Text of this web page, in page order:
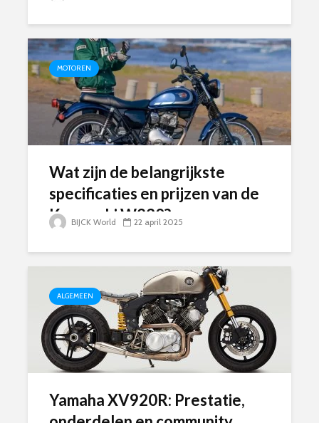
MOTOREN
Wat zijn de belangrijkste
specificaties en prijzen van de
Kawasaki W230?
BIJCK World 22 april 2025
ALGEMEEN
Yamaha XV920R: Prestatie,